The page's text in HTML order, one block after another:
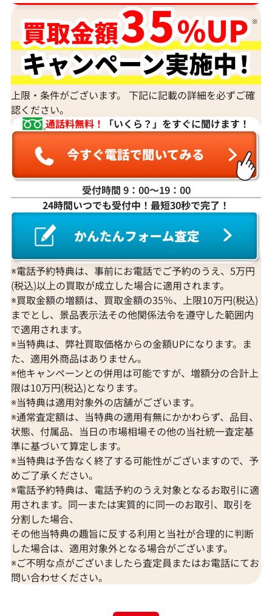
K18WG ダイヤモンド ネックレス 3.31ct
参考買取価格
1,274,000円
2026年3月11日時点
K18 ダイヤモン
参考買取価格
1,251,000
2026年2月11日
Pt･Pm850 ダイヤモンド ネックレス/ペン
ダントトップ 3ct
参考買取価格
201,000円
2026年6月11日時点
ダントトップ
198,000円
2026年7月11日
上限・条件がございます。 下記に記載の詳細を必ずご確
認ください。
通話料無料！
「いくら？」をすぐに聞けます！
受付時間 9：00〜19：00
24時間いつでも受付中！最短30秒で完了！
※電話予約特典は、事前にお電話でご予約のうえ、5万円
(税込)以上の買取が成立した場合に適用されます。
※買取金額の増額は、買取金額の35％、上限10万円(税込)
までとし、景品表示法その他関係法令を遵守した範囲内
で適用されます。
※当特典は、弊社買取価格からの金額UPになります。ま
た、適用外商品はありません。
※他キャンペーンとの併用は可能ですが、増額分の合計上
限は10万円(税込)となります。
※当特典は適用対象外の店舗がございます。
※通常査定額は、当特典の適用有無にかかわらず、品目、
状態、付属品、当日の市場相場その他の当社統一査定基
準に基づいて算定します。
※当特典は予告なく終了する可能性がございますので、予
めご了承ください。
※電話予約特典は、電話予約のうえ対象となるお取引に適
用されます。同一または実質的に同一のお取引、取引を
分割した場合、
その他当特典の趣旨に反する利用と当社が合理的に判断
した場合は、適用対象外となる場合がございます。
※ご不明な点がございましたら査定員またはお電話にてお
問い合わせください。